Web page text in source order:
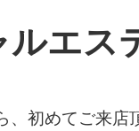
ルエス
、初めてご来店